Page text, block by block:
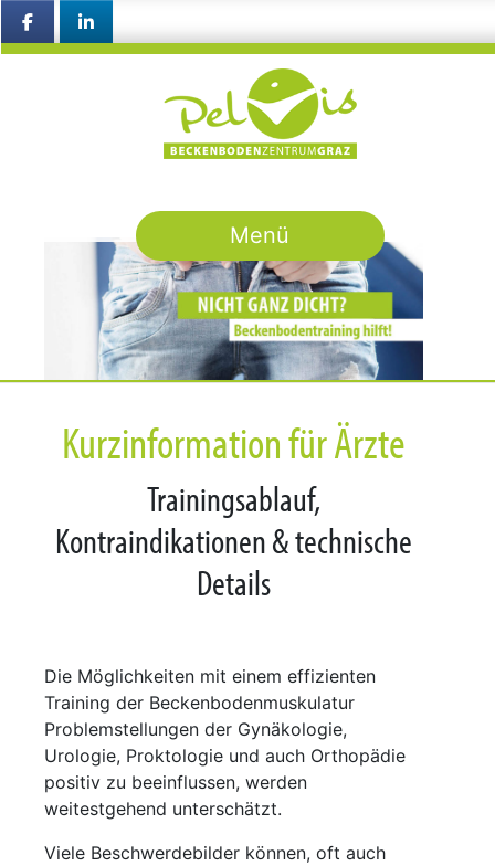
Navigation ein-/
Menü
Kurzinformation für Ärzte
Trainingsablauf,
Kontraindikationen & technische
Details
Die Möglichkeiten mit einem effizienten
Training der Beckenbodenmuskulatur
Problemstellungen der Gynäkologie,
Urologie, Proktologie und auch Orthopädie
positiv zu beeinflussen, werden
weitestgehend unterschätzt.
Viele Beschwerdebilder können, oft auch